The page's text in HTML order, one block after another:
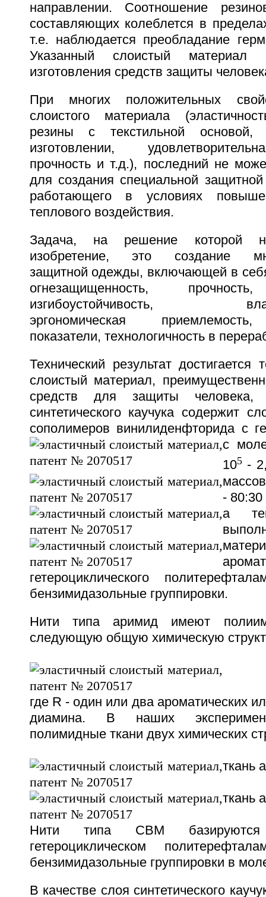
направлении. Соотношение
составляющих колеблется в
т.е. наблюдается преобладание
Указанный слоистый материал
изготовления средств защиты
При многих положительных
слоистого материала
резины с текстильной основой,
изготовлении,
прочность и т.д.), последний не
для создания специальной
работающего в условиях
теплового воздействия.
Задача, на решение которой
изобретение, это создание
защитной одежды, включающей в
огнезащищенность, прочность,
изгибоустойчивость,
эргономическая приемлемость,
показатели, технологичность в
Технический результат
слоистый материал,
средств для защиты
синтетического каучука содержит
сополимеров винилиденфторида с
с
105-
- 80:30
а
гетероциклического
бензимидазольные группировки.
Нити типа аримид имеют
следующую общую химическую
где R - один или два ароматических
диамина. В наших
полимидные ткани двух химических
ткань
ткань
Нити типа СВМ
гетероциклическом
бензимидазольные группировки в
В качестве слоя синтетического